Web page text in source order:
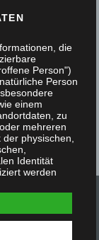
so…
die
Person")
Person
einem
zu
mehreren
physischen,
Identität
werden